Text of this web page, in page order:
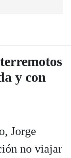
y con
Jorge
no viajar